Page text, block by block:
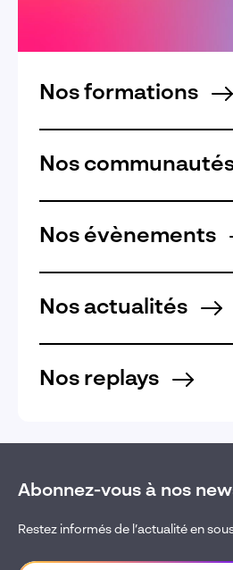
Nos formations
Nos
Nos évènements
Nos actualités
Nos replays
Abonnez-vous à nos
Restez informés de l’actualité en